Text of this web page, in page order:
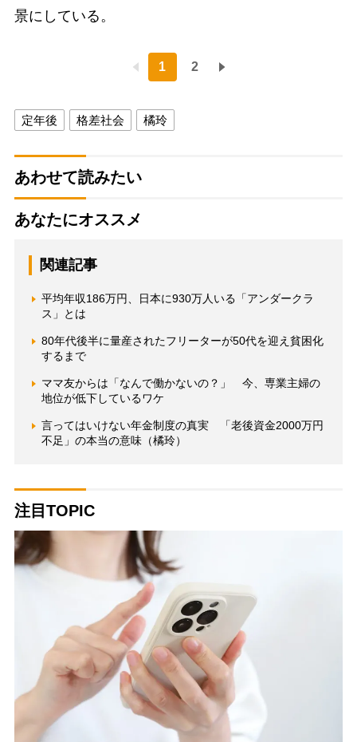
景にしている。
1 2
定年後 格差社会 橘玲
あわせて読みたい
あなたにオススメ
関連記事
平均年収186万円、日本に930万人いる「アンダークラ
ス」とは
80年代後半に量産されたフリーターが50代を迎え貧困化
するまで
ママ友からは「なんで働かないの？」 今、専業主婦の
地位が低下しているワケ
言ってはいけない年金制度の真実 「老後資金2000万円
不足」の本当の意味（橘玲）
注目TOPIC